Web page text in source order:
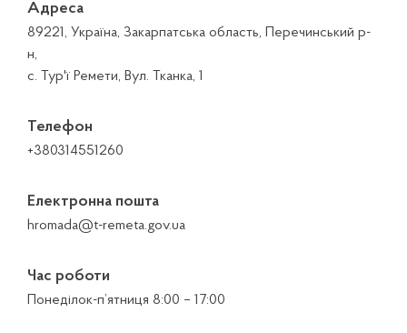
Адреса
89221, Україна, Закарпатська область, Перечинський р-
н,
с. Тур'ї Ремети, Вул. Тканка, 1
Телефон
+380314551260
Електронна пошта
hromada@t-remeta.gov.ua
Час роботи
Понеділок-п’ятниця 8:00 – 17:00